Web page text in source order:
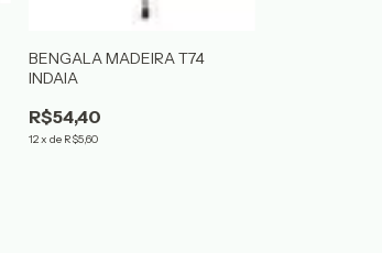
BENGALA MADEIRA T74
INDAIA
R$54,40
12x de R$5,60